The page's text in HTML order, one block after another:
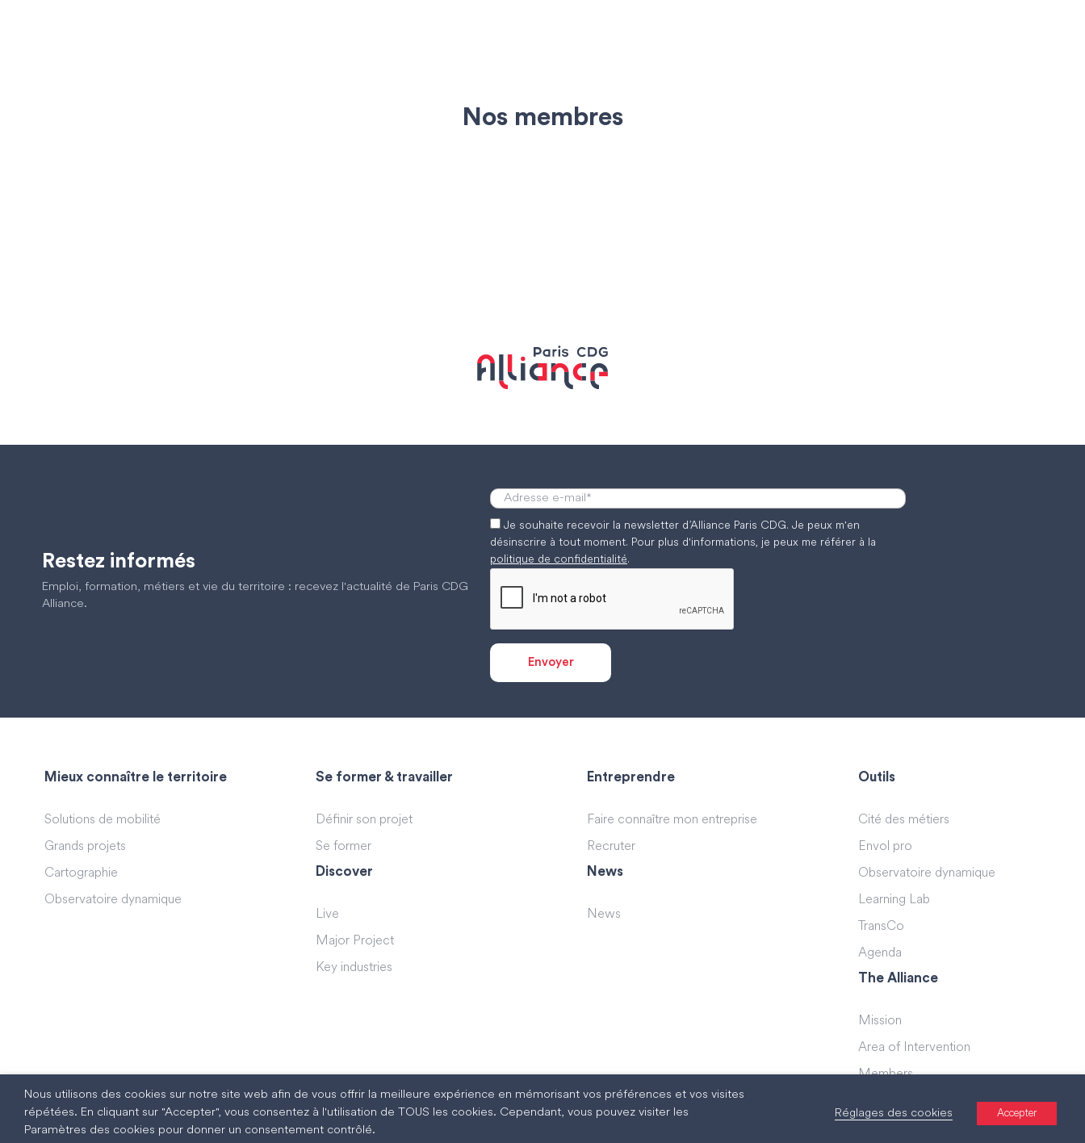
Nos membres
Restez informés
Emploi, formation, métiers et vie du territoire : recevez l'actualité de Paris CDG
Alliance.
Je souhaite recevoir la newsletter d’Alliance Paris CDG. Je peux m'en
désinscrire à tout moment. Pour plus d'informations, je peux me référer à la
politique de confidentialité.
Mieux connaître le territoire
Solutions de mobilité
Grands projets
Cartographie
Observatoire dynamique
Se former & travailler
Définir son projet
Se former
Discover
Live
Major Project
Key industries
Entreprendre
Faire connaître mon entreprise
Recruter
News
News
Outils
Cité des métiers
Envol pro
Observatoire dynamique
Learning Lab
TransCo
Agenda
The Alliance
Mission
Area of Intervention
Members
Nous utilisons des cookies sur notre site web afin de vous offrir la meilleure expérience en mémorisant vos préférences et vos visites
répétées. En cliquant sur "Accepter", vous consentez à l'utilisation de TOUS les cookies. Cependant, vous pouvez visiter les
Paramètres des cookies pour donner un consentement contrôlé.
Réglages des cookies Accepter